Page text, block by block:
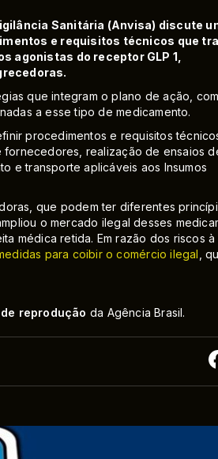
Sanitária (Anvisa) discute
e requisitos técnicos que
agonistas do receptor GLP 1,
que integram o plano de ação,
a esse tipo de medicamento.
procedimentos e requisitos
realização de ensaios
e transporte aplicáveis aos Insumos
que podem ter diferentes
o mercado ilegal desses
médica retida. Em razão dos riscos à
para coibir o comércio ilegal ,
reprodução da Agência Brasil.